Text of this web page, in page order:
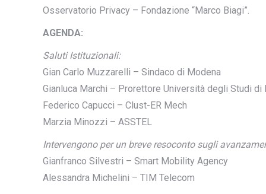
Osservatorio Privacy – Fondazione “Marco Biagi”.
AGENDA:
Saluti Istituzionali:
Gian Carlo Muzzarelli – Sindaco di Modena
Gianluca Marchi – Prorettore Università degli Studi di
Federico Capucci – Clust-ER Mech
Marzia Minozzi – ASSTEL
Intervengono per un breve resoconto sugli
Gianfranco Silvestri – Smart Mobility Agency
Alessandra Michelini – TIM Telecom